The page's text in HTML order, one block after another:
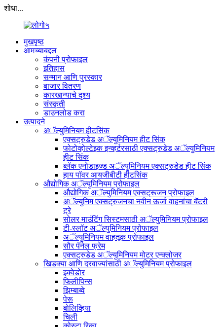
शोधा...
मुखपृष्ठ
आमच्याबद्दल
कंपनी प्रोफाइल
इतिहास
सन्मान आणि पुरस्कार
बाजार वितरण
कारखान्याचे दृश्य
संस्कृती
डाउनलोड करा
उत्पादने
अॅल्युमिनियम हीटसिंक
एक्सट्रुडेड अॅल्युमिनियम हीट सिंक
फोटोव्होल्टेइक इन्व्हर्टरसाठी एक्सट्रुडेड अॅल्युमिनियम
हीट सिंक
ब्लॅक एनोडाइज्ड अॅल्युमिनियम एक्सट्रुडेड हीट सिंक
हाय पॉवर आयजीबीटी हीटसिंक
औद्योगिक अॅल्युमिनियम प्रोफाइल
औद्योगिक अॅल्युमिनियम एक्सट्रूजन प्रोफाइल
अॅल्युनिम एक्सट्रुजनचा नवीन ऊर्जा वाहनांचा बॅटरी
ट्रे
सोलर माउंटिंग सिस्टमसाठी अॅल्युमिनियम प्रोफाइल
टी-स्लॉट अॅल्युमिनियम प्रोफाइल
अॅल्युमिनियम वाहतूक प्रोफाइल
सौर पॅनेल फ्रेम
एक्सट्रुडेड अॅल्युमिनियम मोटर एन्क्लोजर
खिडक्या आणि दरवाज्यांसाठी अॅल्युमिनियम प्रोफाइल
इक्वेडोर
फिलीपिन्स
झिम्बाब्वे
पेरू
बोलिव्हिया
चिली